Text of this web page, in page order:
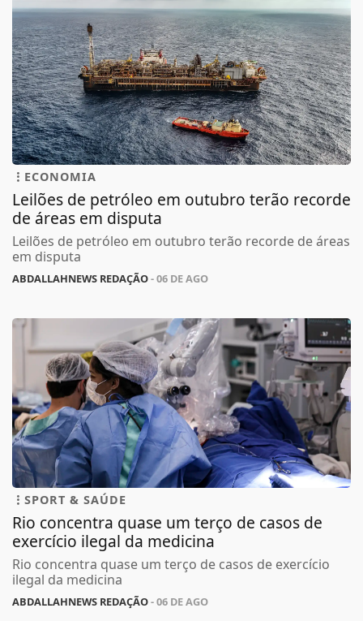
ECONOMIA
Leilões de petróleo em outubro terão recorde
de áreas em disputa
Leilões de petróleo em outubro terão recorde de áreas
em disputa
ABDALLAHNEWS REDAÇÃO- 06 DE AGO
SPORT & SAÚDE
Rio concentra quase um terço de casos de
exercício ilegal da medicina
Rio concentra quase um terço de casos de exercício
ilegal da medicina
ABDALLAHNEWS REDAÇÃO- 06 DE AGO